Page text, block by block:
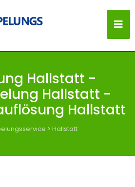
Hallstatt -
Hallstatt -
Hallstatt
> Hallstatt